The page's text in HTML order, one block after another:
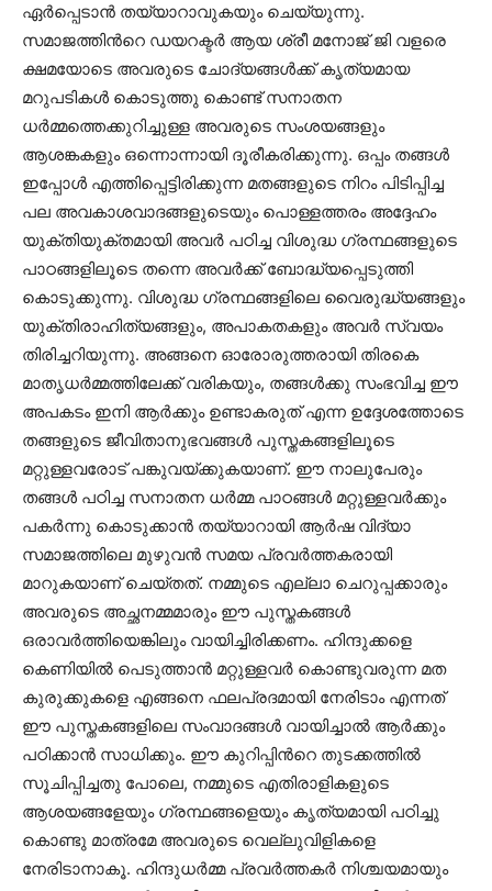
ഏര്‍പ്പെടാന്‍ തയ്യാറാവുകയും ചെയ്യുന്നു.
സമാജത്തിന്‍റെ ഡയറക്ടര്‍ ആയ ശ്രീ മനോജ്‌ ജി വളരെ
ക്ഷമയോടെ അവരുടെ ചോദ്യങ്ങള്‍ക്ക് കൃത്യമായ
മറുപടികള്‍ കൊടുത്തു കൊണ്ട് സനാതന
ധര്‍മ്മത്തെക്കുറിച്ചുള്ള അവരുടെ സംശയങ്ങളും
ആശങ്കകളും ഒന്നൊന്നായി ദൂരീകരിക്കുന്നു. ഒപ്പം തങ്ങള്‍
ഇപ്പോള്‍ എത്തിപ്പെട്ടിരിക്കുന്ന മതങ്ങളുടെ നിറം പിടിപ്പിച്ച
പല അവകാശവാദങ്ങളുടെയും പൊള്ളത്തരം അദ്ദേഹം
യുക്തിയുക്തമായി അവര്‍ പഠിച്ച വിശുദ്ധ ഗ്രന്ഥങ്ങളുടെ
പാഠങ്ങളിലൂടെ തന്നെ അവര്‍ക്ക് ബോദ്ധ്യപ്പെടുത്തി
കൊടുക്കുന്നു. വിശുദ്ധ ഗ്രന്ഥങ്ങളിലെ വൈരുദ്ധ്യങ്ങളും
യുക്തിരാഹിത്യങ്ങളും, അപാകതകളും അവര്‍ സ്വയം
തിരിച്ചറിയുന്നു. അങ്ങനെ ഓരോരുത്തരായി തിരകെ
മാതൃധര്‍മ്മത്തിലേക്ക് വരികയും, തങ്ങള്‍ക്കു സംഭവിച്ച ഈ
അപകടം ഇനി ആര്‍ക്കും ഉണ്ടാകരുത് എന്ന ഉദ്ദേശത്തോടെ
തങ്ങളുടെ ജീവിതാനുഭവങ്ങള്‍ പുസ്തകങ്ങളിലൂടെ
മറ്റുള്ളവരോട് പങ്കുവയ്ക്കുകയാണ്. ഈ നാലുപേരും
തങ്ങള്‍ പഠിച്ച സനാതന ധര്‍മ്മ പാഠങ്ങള്‍ മറ്റുള്ളവര്‍ക്കും
പകര്‍ന്നു കൊടുക്കാന്‍ തയ്യാറായി ആര്‍ഷ വിദ്യാ
സമാജത്തിലെ മുഴുവന്‍ സമയ പ്രവര്‍ത്തകരായി
മാറുകയാണ്‌ ചെയ്തത്. നമ്മുടെ എല്ലാ ചെറുപ്പക്കാരും
അവരുടെ അച്ഛനമ്മമാരും ഈ പുസ്തകങ്ങള്‍
ഒരാവര്‍ത്തിയെങ്കിലും വായിച്ചിരിക്കണം. ഹിന്ദുക്കളെ
കെണിയില്‍ പെടുത്താന്‍ മറ്റുള്ളവര്‍ കൊണ്ടുവരുന്ന മത
കുരുക്കുകളെ എങ്ങനെ ഫലപ്രദമായി നേരിടാം എന്നത്
ഈ പുസ്തകങ്ങളിലെ സംവാദങ്ങള്‍ വായിച്ചാല്‍ ആര്‍ക്കും
പഠിക്കാന്‍ സാധിക്കും. ഈ കുറിപ്പിന്‍റെ തുടക്കത്തില്‍
സൂചിപ്പിച്ചതു പോലെ, നമ്മുടെ എതിരാളികളുടെ
ആശയങ്ങളേയും ഗ്രന്ഥങ്ങളെയും കൃത്യമായി പഠിച്ചു
കൊണ്ടു മാത്രമേ അവരുടെ വെല്ലുവിളികളെ
നേരിടാനാകൂ. ഹിന്ദുധര്‍മ്മ പ്രവര്‍ത്തകര്‍ നിശ്ചയമായും